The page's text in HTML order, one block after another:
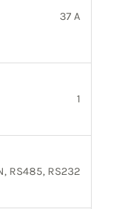
37 A
1
RS485, RS232